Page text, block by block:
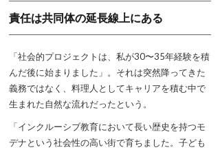
責任は共同体の延長線上にある
「社会的プロジェクトは、私が30〜35年経験を積
んだ後に始まりました」。それは突然降ってきた
義務ではなく、料理人としてキャリアを積む中で
生まれた自然な流れだったという。
「インクルーシブ教育において長い歴史を持つモ
デナという社会性の高い街で育ちました。子ども